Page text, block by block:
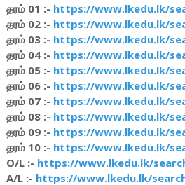
தரம் 01 :- https://www.lkedu.lk/
தரம் 02 :- https://www.lkedu.lk/
தரம் 03 :- https://www.lkedu.lk/
தரம் 04 :- https://www.lkedu.lk/
தரம் 05 :- https://www.lkedu.lk/
தரம் 06 :- https://www.lkedu.lk/
தரம் 07 :- https://www.lkedu.lk/
தரம் 08 :- https://www.lkedu.lk/
தரம் 09 :- https://www.lkedu.lk/
தரம் 10 :- https://www.lkedu.lk/
O/L :- https://www.lkedu.lk/
A/L :- https://www.lkedu.lk/